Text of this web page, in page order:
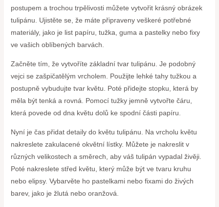
postupem a trochou trpělivosti můžete vytvořit krásný obrázek
tulipánu. Ujistěte se, že máte připraveny veškeré potřebné
materiály, jako je list papíru, tužka, guma a pastelky nebo fixy
ve vašich oblíbených barvách.
Začněte tím, že vytvoříte základní tvar tulipánu. Je podobný
vejci se zašpičatělým vrcholem. Použijte lehké tahy tužkou a
postupně vybudujte tvar květu. Poté přidejte stopku, která by
měla být tenká a rovná. Pomocí tužky jemně vytvořte čáru,
která povede od dna květu dolů ke spodní části papíru.
Nyní je čas přidat detaily do květu tulipánu. Na vrcholu květu
nakreslete zakulacené okvětní lístky. Můžete je nakreslit v
různých velikostech a směrech, aby váš tulipán vypadal živěji.
Poté nakreslete střed květu, který může být ve tvaru kruhu
nebo elipsy. Vybarvěte ho pastelkami nebo fixami do živých
barev, jako je žlutá nebo oranžová.